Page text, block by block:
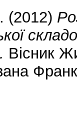
(2012)
Вісник